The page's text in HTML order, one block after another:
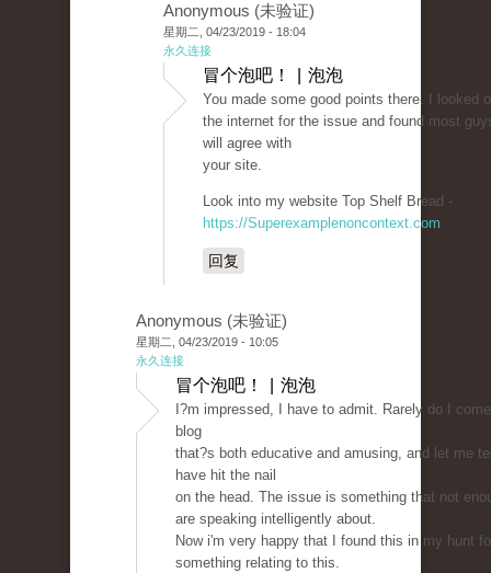
Anonymous (未验证)
星期二, 04/23/2019 - 18:04
永久连接
冒个泡吧！ | 泡泡
You made some good points there. I looked
the internet for the issue and found most
will agree with
your site.
Look into my website Top Shelf Bread -
https://Superexamplenoncontext.com
回复
Anonymous (未验证)
星期二, 04/23/2019 - 10:05
永久连接
冒个泡吧！ | 泡泡
I?m impressed, I have to admit. Rarely do I
blog
that?s both educative and amusing, and let me
have hit the nail
on the head. The issue is something that not
are speaking intelligently about.
Now i'm very happy that I found this in my hunt
something relating to this.